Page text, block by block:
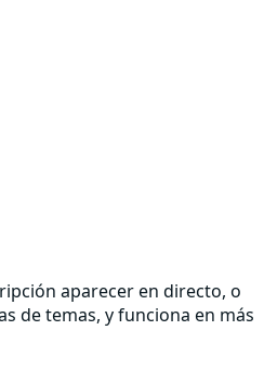
aparecer en directo, o
de temas, y funciona en más